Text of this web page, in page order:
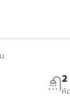
.
2
ห้